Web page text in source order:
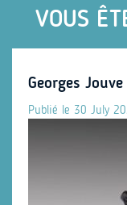
VOUS
Georges Jouve
Publié le 30 July